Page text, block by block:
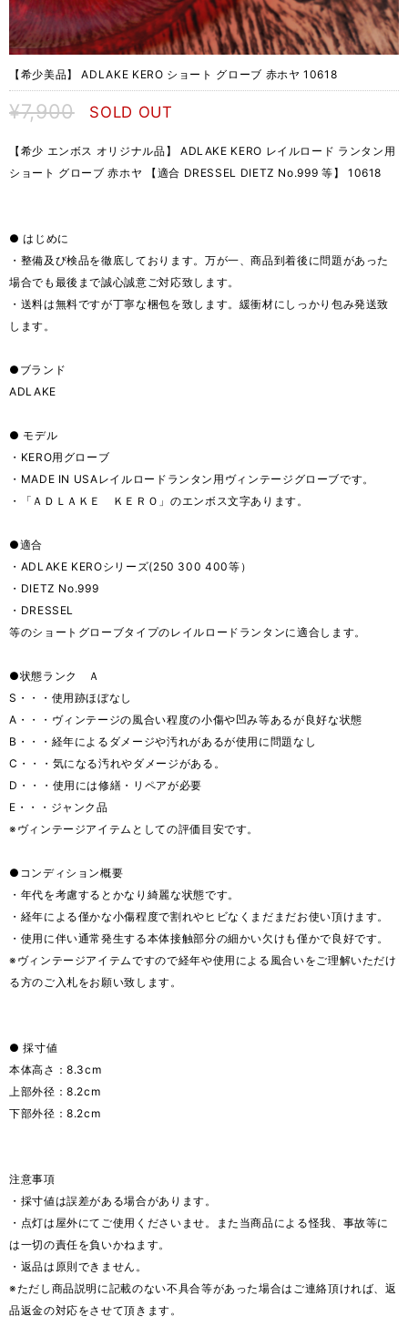
【希少美品】 ADLAKE KERO ショート グローブ 赤ホヤ 10618
¥7,900 SOLD OUT
【希少 エンボス オリジナル品】 ADLAKE KERO レイルロード ランタン用
ショート グローブ 赤ホヤ 【適合 DRESSEL DIETZ No.999 等】 10618
● はじめに
・整備及び検品を徹底しております。万が一、商品到着後に問題があった
場合でも最後まで誠心誠意ご対応致します。
・送料は無料ですが丁寧な梱包を致します。緩衝材にしっかり包み発送致
します。
●ブランド
ADLAKE
● モデル
・KERO用グローブ
・MADE IN USAレイルロードランタン用ヴィンテージグローブです。
・「ＡＤＬＡＫＥ ＫＥＲＯ」のエンボス文字あります。
●適合
・ADLAKE KEROシリーズ(250 300 400等）
・DIETZ No.999
・DRESSEL
等のショートグローブタイプのレイルロードランタンに適合します。
●状態ランク Ａ
S・・・使用跡ほぼなし
A・・・ヴィンテージの風合い程度の小傷や凹み等あるが良好な状態
B・・・経年によるダメージや汚れがあるが使用に問題なし
C・・・気になる汚れやダメージがある。
D・・・使用には修繕・リペアが必要
E・・・ジャンク品
※ヴィンテージアイテムとしての評価目安です。
●コンディション概要
・年代を考慮するとかなり綺麗な状態です。
・経年による僅かな小傷程度で割れやヒビなくまだまだお使い頂けます。
・使用に伴い通常発生する本体接触部分の細かい欠けも僅かで良好です。
※ヴィンテージアイテムですので経年や使用による風合いをご理解いただけ
る方のご入札をお願い致します。
● 採寸値
本体高さ：8.3cm
上部外径：8.2cm
下部外径：8.2cm
注意事項
・採寸値は誤差がある場合があります。
・点灯は屋外にてご使用くださいませ。また当商品による怪我、事故等に
は一切の責任を負いかねます。
・返品は原則できません。
※ただし商品説明に記載のない不具合等があった場合はご連絡頂ければ、返
品返金の対応をさせて頂きます。